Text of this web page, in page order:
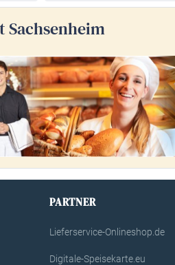
Sachsenheim
PARTNER
Lieferservice-Onlineshop.de
Digitale-Speisekarte.eu